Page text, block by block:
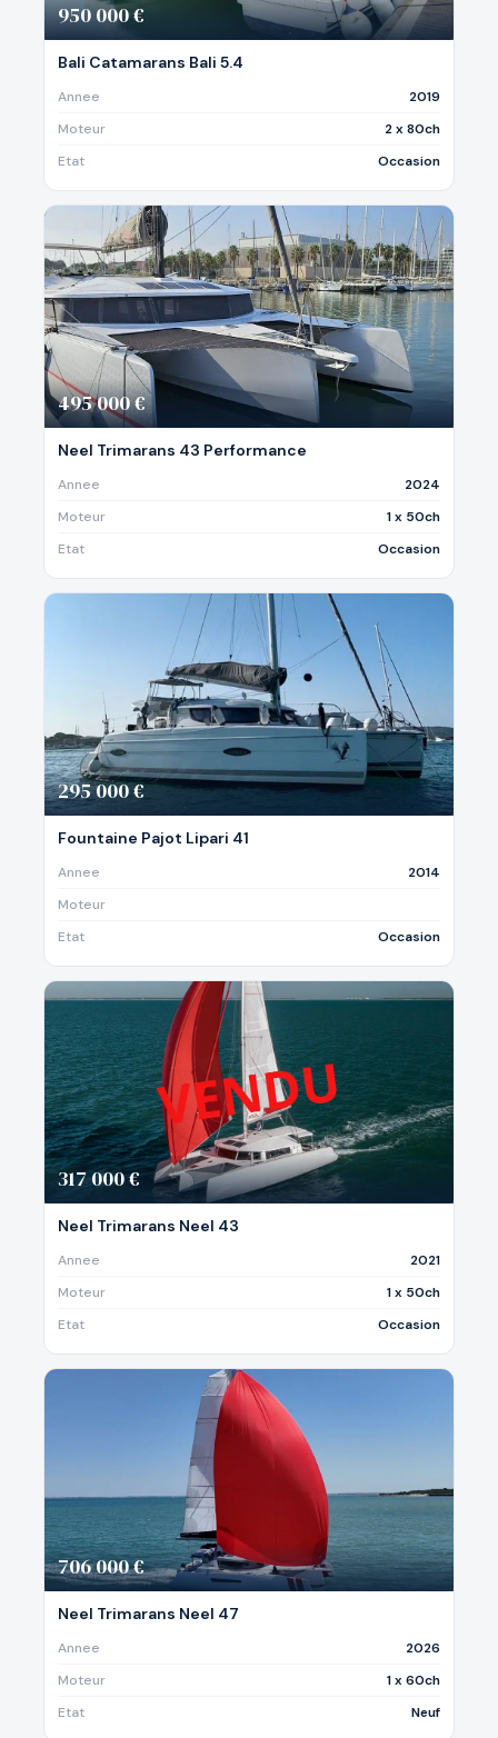
950 000 €
Bali Catamarans Bali 5.4
Annee
2019
Moteur
2 x 80ch
Etat
Occasion
495 000 €
Neel Trimarans 43 Performance
Annee
2024
Moteur
1 x 50ch
Etat
Occasion
295 000 €
Fountaine Pajot Lipari 41
Annee
2014
Moteur
Etat
Occasion
317 000 €
Neel Trimarans Neel 43
Annee
2021
Moteur
1 x 50ch
Etat
Occasion
706 000 €
Neel Trimarans Neel 47
Annee
2026
Moteur
1 x 60ch
Etat
Neuf